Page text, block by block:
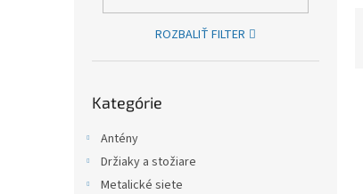
ROZBALIŤ FILTER
Kategórie
Antény
Držiaky a stožiare
Metalické siete